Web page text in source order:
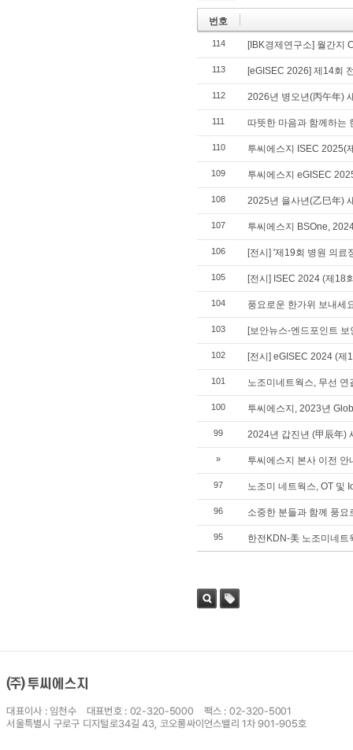
번호
114 [IBK경제연구소] 월간지
113 [eGISEC 2026] 제14회
112 2026년 병오년(丙午年)
111 따뜻한 마음과 함께하는
110 투씨에스지 ISEC 2025(
109 투씨에스지 eGISEC
108 2025년 을사년(乙巳年)
107 투씨에스지 BSOne,
106 [전시] '제19회 병원 의료
105 [전시] ISEC 2024 (제18
104 풍요로운 한가위 보내세
103 [보안뉴스-엔드포인트
102 [전시] eGISEC 2024 (제
101 노조미네트웍스, 무선 연
100 투씨에스지, 2023년
99 2024년 갑진년 (甲辰年)
» 투씨에스지 본사 이전 안
97 노조미 네트웍스, OT 및
96 소중한 분들과 함께 풍
95 한전KDN-美 노조미네트